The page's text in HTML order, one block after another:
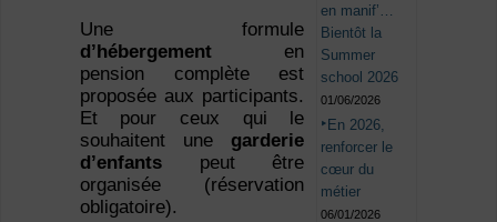
Une formule
d’hébergementen
pension complète est
proposée aux participants.
Et pour ceux qui le
souhaitent une garderie
d’enfantspeut être
organisée (réservation
obligatoire).
en manif’…
Bientôt la
Summer
school 2026
01/06/2026
En 2026,
renforcer le
cœur du
métier
06/01/2026